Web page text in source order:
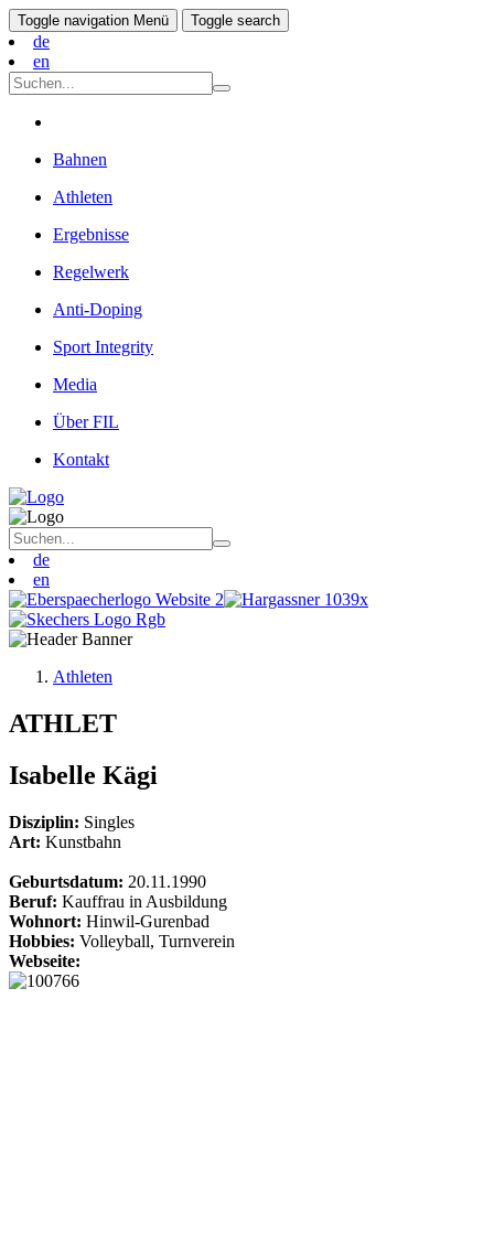
Toggle navigation Menü Toggle search
de
en
Bahnen
Athleten
Ergebnisse
Regelwerk
Anti-Doping
Sport Integrity
Media
Über FIL
Kontakt
de
en
Athleten
ATHLET
Isabelle Kägi
Disziplin: Singles
Art: Kunstbahn
Geburtsdatum: 20.11.1990
Beruf: Kauffrau in Ausbildung
Wohnort: Hinwil-Gurenbad
Hobbies: Volleyball, Turnverein
Webseite: